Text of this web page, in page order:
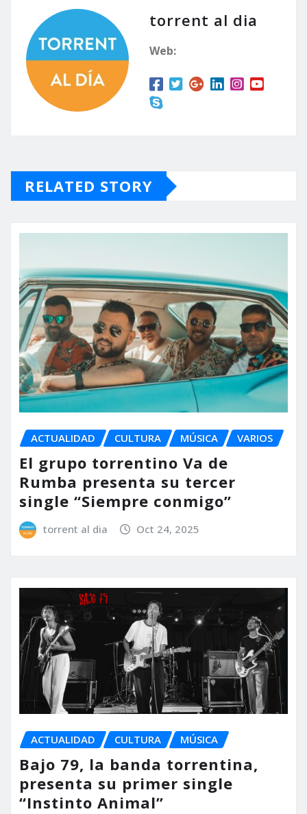
torrent al dia
Web:
RELATED STORY
ACTUALIDAD CULTURA MÚSICA VARIOS
El grupo torrentino Va de
Rumba presenta su tercer
single “Siempre conmigo”
torrent al dia Oct 24, 2025
ACTUALIDAD CULTURA MÚSICA
Bajo 79, la banda torrentina,
presenta su primer single
“Instinto Animal”